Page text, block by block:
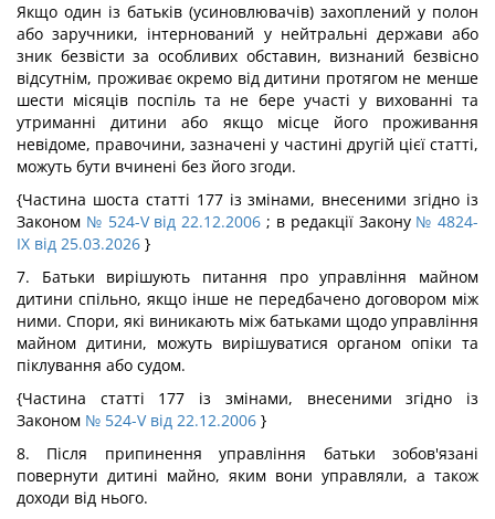
Якщо один із батьків (усиновлювачів) захоплений у полон
або заручники, інтернований у нейтральні держави або
зник безвісти за особливих обставин, визнаний безвісно
відсутнім, проживає окремо від дитини протягом не менше
шести місяців поспіль та не бере участі у вихованні та
утриманні дитини або якщо місце його проживання
невідоме, правочини, зазначені у частині другій цієї статті,
можуть бути вчинені без його згоди.
{Частина шоста статті 177 із змінами, внесеними згідно із
Законом № 524-V від 22.12.2006 ; в редакції Закону № 4824-
IX від 25.03.2026 }
7. Батьки вирішують питання про управління майном
дитини спільно, якщо інше не передбачено договором між
ними. Спори, які виникають між батьками щодо управління
майном дитини, можуть вирішуватися органом опіки та
піклування або судом.
{Частина статті 177 із змінами, внесеними згідно із
Законом № 524-V від 22.12.2006 }
8. Після припинення управління батьки зобов'язані
повернути дитині майно, яким вони управляли, а також
доходи від нього.